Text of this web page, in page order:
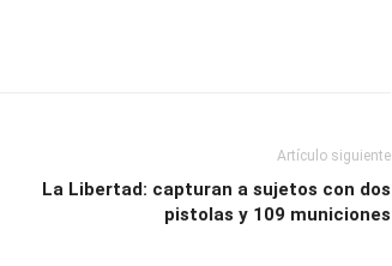
Artículo siguiente
La Libertad: capturan a sujetos con dos
pistolas y 109 municiones